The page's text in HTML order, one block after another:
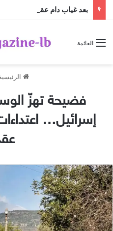
القائمة
فضيحة تهزّ
إسرائيل…